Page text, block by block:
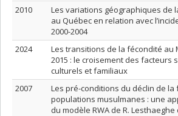
2010
Les variations géographiques de
au Québec en relation avec
2000-2004
2024
Les transitions de la fécondité au
2015 : le croisement des facteurs
culturels et familiaux
2007
Les pré-conditions du déclin de la
populations musulmanes : une
du modèle RWA de R.